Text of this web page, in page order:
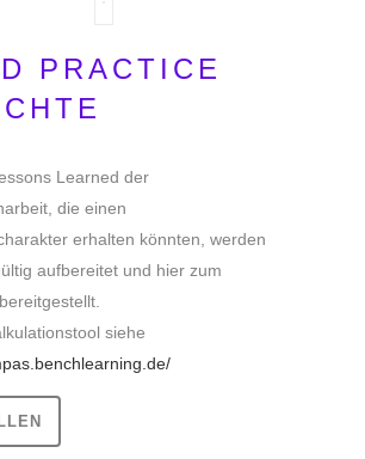
PRACTICE
Learned der
die einen
erhalten könnten, werden
aufbereitet und hier zum
siehe